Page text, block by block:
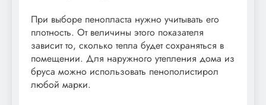
При выборе пенопласта нужно учитывать его
плотность. От величины этого показателя
зависит то, сколько тепла будет сохраняться в
помещении. Для наружного утепления дома из
бруса можно использовать пенополистирол
любой марки.